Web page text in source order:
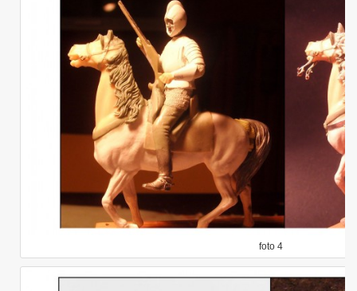
foto 4